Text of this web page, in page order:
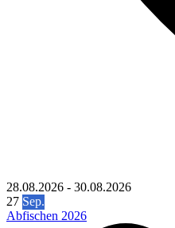
28.08.2026 - 30.08.2026
27 Sep.
Abfischen 2026